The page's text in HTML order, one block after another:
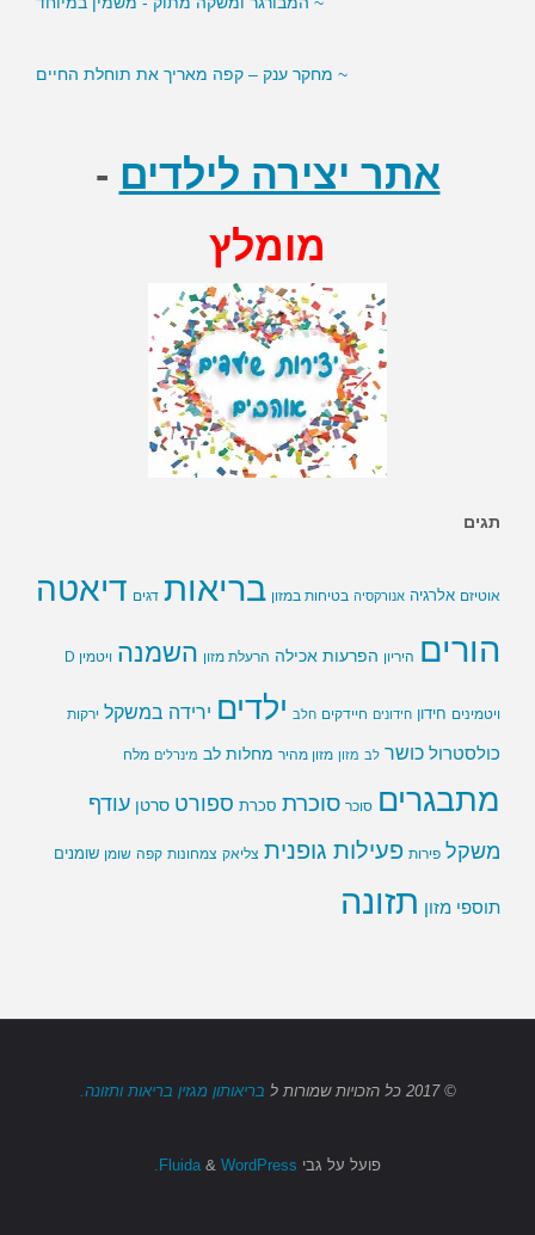
~ מחקר ענק – קפה מאריך את תוחלת החיים
אתר יצירה לילדים -
מומלץ
תגים
אוטיזם אלרגיה אנורקסיה בטיחות במזון בריאות דגים דיאטה
הורים היריון הפרעות אכילה הרעלת מזון השמנה ויטמין D
ויטמינים חידון חידונים חיידקים חלב ילדים ירידה במשקל ירקות
כולסטרול כושר לב מזון מזון מהיר מחלות לב מינרלים מלח
מתבגרים סוכר סוכרת סכרת ספורט סרטן עודף
משקל פירות פעילות גופנית צליאק צמחונות קפה שומן שומנים
תוספי מזון תזונה
© 2017 כל הזכויות שמורות ל בריאותון מגזין בריאות ותזונה.
פועל על גבי & WordPress.